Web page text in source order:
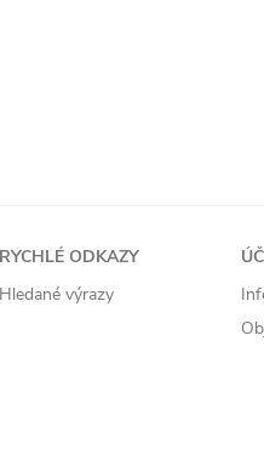
RYCHLÉ ODKAZY
Hledané výrazy